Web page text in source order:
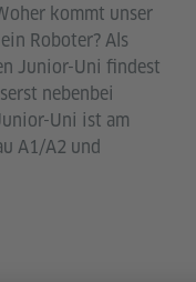
kommt unser
Roboter? Als
Junior-Uni findest
nebenbei
Uni ist am
A1/A2 und